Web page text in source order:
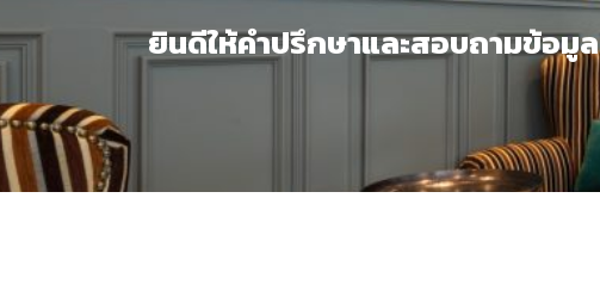
ยินดีให้คำปรึกษาและสอบถามข้อมูล